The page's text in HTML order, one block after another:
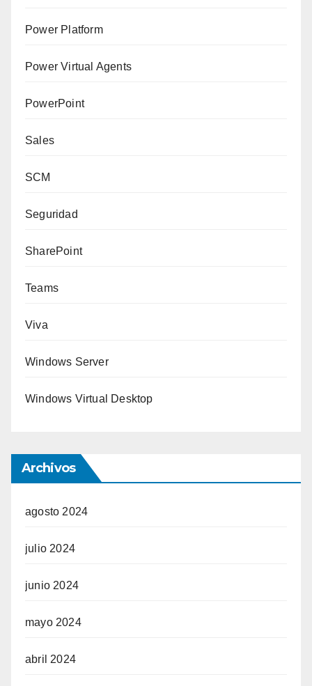
Power Platform
Power Virtual Agents
PowerPoint
Sales
SCM
Seguridad
SharePoint
Teams
Viva
Windows Server
Windows Virtual Desktop
Archivos
agosto 2024
julio 2024
junio 2024
mayo 2024
abril 2024